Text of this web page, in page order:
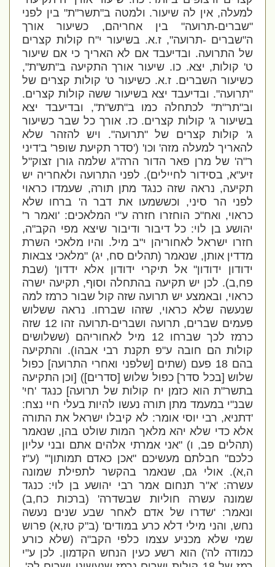
למעלה, אין לה שיעור. ולמטה ב"תשר"ת" בין לפני
"שברים-תרועה" בין אחריהם, כשיעור אורך
ה"שברים -תרועה", ז.א. בשיעור י"ח קולות קצרים
של התרועה. ובדיעבד אם לא האריך כי אם שיעור
ט' קולות, יצא. כו. שיעור אורך התקיעה ב"תש"ת",
כשיעור השברים. ז.א. כשיעור ט' קולות קצרים של
"תרועה". ובדיעבד יצא בשיעור ששה קולות קצרים.
וב"תר"ת" לכתחלה כמו ב"תש"ת", ובדיעבד יצא
בשיעור ג' קולות קצרים. כז. אורך כל שבר כשיעור
ג' קולות קצרים של "תרועה". ויש להזהר שלא
להאריך למעלה מזה' וכו' ('סדר תקיעת שופר' ב'דיני
ר"ה' של מרן פאר הדור הרה"ג שלמה גורן זצוק"ל
זיע"א, בסידור לחיילים). לפני התרועה ולאחריה יש
תקיעה, נראה שזה כנגד מתן תורה, שעמדו כראוי
לפני הר סיני, וכששמעו את דבר ה' ברחו שלא
כראוי, ואח"כ הוחזרו חזרה ע"י המלאכים: 'ואמר ר'
יהושע בן לוי: כל דיבור ודיבור שיצא מפי הקב"ה,
חזרו ישראל לאחוריהן י"ב מיל. והיו מלאכי השרת
מדדין אותן, שנאמר (תהלים סח, יג) "מלאכי צבאות
ידודון ידודון" אל תיקרי ידודון אלא ידדון' (שבת
פח,ב). לכן יש תקיעה בהתחלה וסוף, תקיעה ישרה
כראוי, ובאמצע יש תרועה שזה קול שבור כרמז למה
שנעשה שלא כראוי, שזהו שברחו. נראה ששלוש
פעמים שברים, תרועה ושברים-תרועה זהו 12 שזה
כרמז לכך שברחו 12 מיל לאחוריהם (ששלושים
קולות הם חובה ע"פ תקנת רבי אבהו). והתקיעה
בהם 18 פעם (שתים [שלפני ואחרי התרועה] כפול
שלוש [בכל סדר] כפול שלוש [סדרים]) [וכן התקיעה
בתשר"ת הוא כזמן יח קולות של תרועה] כנגד 'חי'
שבנ"י במעמד מתן תורה נעשו להיות בעלי חיי נצח:
'דתניא, רבי יוסי אומר: לא קיבלו ישראל את התורה
אלא כדי שלא יהא מלאך המות שולט בהן, שנאמר
(תהלים פב, ו) "אני אמרתי אלהים אתם ובני עליון
כלכם" חבלתם מעשיכם "אכן כאדם תמותון"' (ע"ז
ה,א). אולי גם, שנאמר בהקשר לתפילת שמונה
עשרה: 'א"ר תנחום אמר רבי יהושע בן לוי: כנגד
שמונה עשרה חוליות שבשדרה' (ברכות כח,ב)
ונאמר: 'שדרו של אדם לאחר שבע שנים נעשה
נחש, והני מילי דלא כרע במודים' (ב"ק טז,א) פרוש
שמי שלא מכניע עצמו כלפי הקב"ה (שלא כורע
כמודה לה') הוא רשע כעין הנחש הקדמון. לכן ע"י